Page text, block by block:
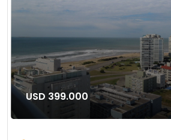
USD 399.000